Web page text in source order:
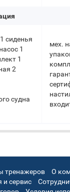
сиденья
1
1
2
судна
мех.
тренажеров О
и сервис